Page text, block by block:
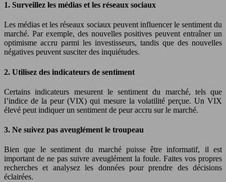
1. Surveillez les médias et les réseaux sociaux
Les médias et les réseaux sociaux peuvent influencer le sentiment du
marché. Par exemple, des nouvelles positives peuvent entraîner un
optimisme accru parmi les investisseurs, tandis que des nouvelles
négatives peuvent susciter des inquiétudes.
2. Utilisez des indicateurs de sentiment
Certains indicateurs mesurent le sentiment du marché, tels que
l’indice de la peur (VIX) qui mesure la volatilité perçue. Un VIX
élevé peut indiquer un sentiment de peur accru sur le marché.
3. Ne suivez pas aveuglément le troupeau
Bien que le sentiment du marché puisse être informatif, il est
important de ne pas suivre aveuglément la foule. Faites vos propres
recherches et analysez les données pour prendre des décisions
éclairées.